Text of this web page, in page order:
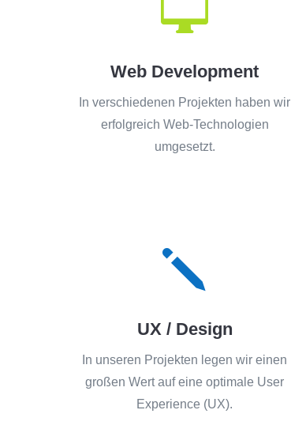

Web Development
In verschiedenen Projekten haben wir
erfolgreich Web-Technologien
umgesetzt.
j
UX / Design
In unseren Projekten legen wir einen
großen Wert auf eine optimale User
Experience (UX).